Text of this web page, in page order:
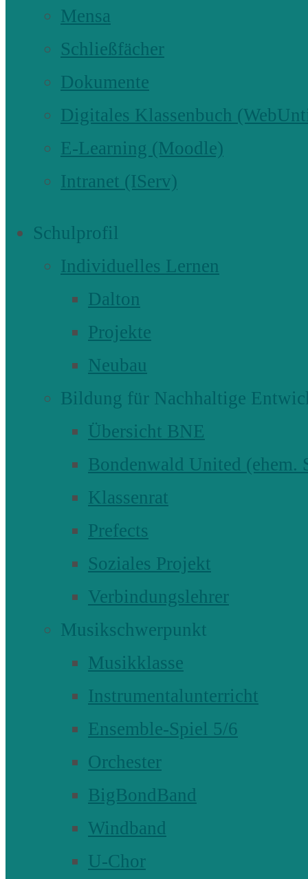
Mensa
Schließfächer
Dokumente
Digitales Klassenbuch
E-Learning (Moodle)
Intranet (IServ)
Schulprofil
Individuelles Lernen
Dalton
Projekte
Neubau
Bildung für Nachhaltige
Übersicht BNE
Bondenwald United (ehem.
Klassenrat
Prefects
Soziales Projekt
Verbindungslehrer
Musikschwerpunkt
Musikklasse
Instrumentalunterricht
Ensemble-Spiel 5/6
Orchester
BigBondBand
Windband
U-Chor